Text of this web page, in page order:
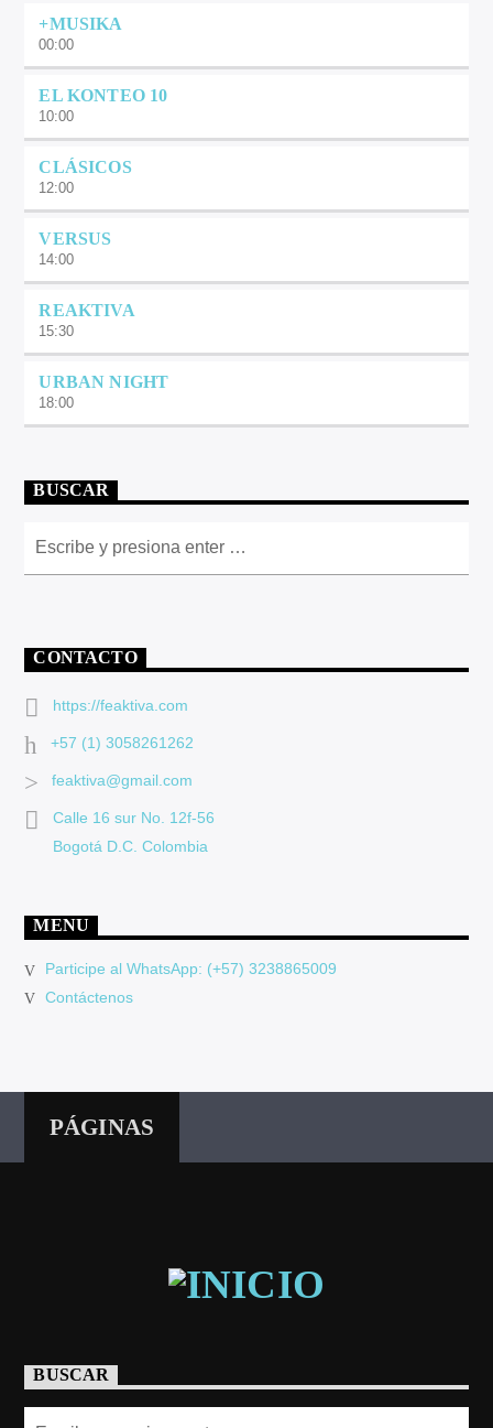
+MUSIKA
00:00
EL KONTEO 10
10:00
CLÁSICOS
12:00
VERSUS
14:00
REAKTIVA
15:30
URBAN NIGHT
18:00
BUSCAR
CONTACTO
https://feaktiva.com
+57 (1) 3058261262
feaktiva@gmail.com
Calle 16 sur No. 12f-56
Bogotá D.C. Colombia
MENU
Participe al WhatsApp: (+57) 3238865009
Contáctenos
PÁGINAS
BUSCAR